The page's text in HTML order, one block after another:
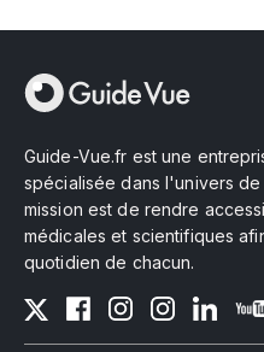
Guide-Vue.fr est une
spécialisée dans l'univers
mission est de rendre
médicales et scientifiques
quotidien de chacun.